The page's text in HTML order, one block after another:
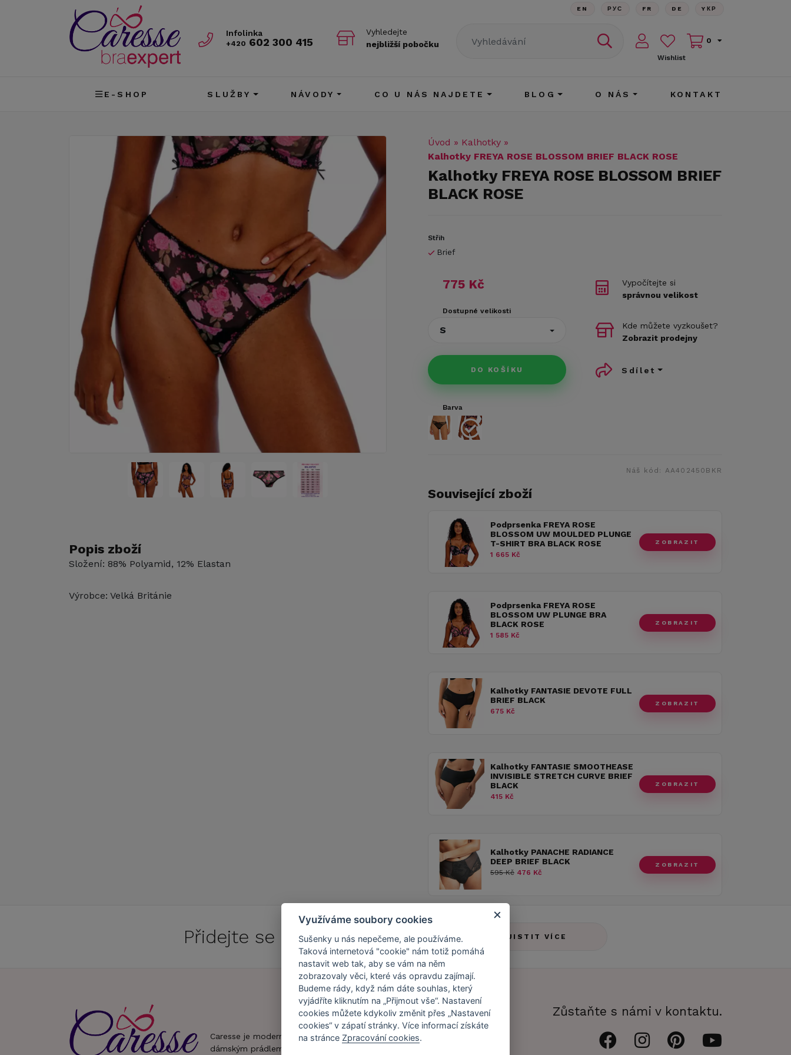
Infolinka
+420 602 300 415
Vyhledejte
nejbližší pobočku
EN РУС FR DE YКР
Wishlist
0
E-SHOP SLUŽBY NÁVODY CO U NÁS NAJDETE BLOG O NÁS KONTAKT
Popis zboží
Složení: 88% Polyamid, 12% Elastan
Výrobce: Velká Británie
Úvod » Kalhotky »
Kalhotky FREYA ROSE BLOSSOM BRIEF BLACK ROSE
Kalhotky FREYA ROSE BLOSSOM BRIEF
BLACK ROSE
Střih
Brief
775 Kč
Dostupné velikosti
S
DO KOŠÍKU
Vypočítejte si
správnou velikost
Kde můžete vyzkoušet?
Zobrazit prodejny
Sdílet
Barva
Náš kód: AA402450BKR
Související zboží
Podprsenka FREYA ROSE
BLOSSOM UW MOULDED PLUNGE
T-SHIRT BRA BLACK ROSE
1 665 Kč
ZOBRAZIT
Podprsenka FREYA ROSE
BLOSSOM UW PLUNGE BRA
BLACK ROSE
1 585 Kč
ZOBRAZIT
Kalhotky FANTASIE DEVOTE FULL
BRIEF BLACK
675 Kč
ZOBRAZIT
Kalhotky FANTASIE SMOOTHEASE
INVISIBLE STRETCH CURVE BRIEF
BLACK
415 Kč
ZOBRAZIT
Kalhotky PANACHE RADIANCE
DEEP BRIEF BLACK
595 Kč 476 Kč
ZOBRAZIT
Přidejte se doCaresse Clubu! ZJISTIT VÍCE
Caresse je moderní obchod s
dámským prádlem.
Náš příběh
Náš tým
Zákaznický účet
Registrace
Zůstaňte s námi v kontaktu.
Využíváme soubory cookies
Sušenky u nás nepečeme, ale používáme.
Taková internetová "cookie" nám totiž pomáhá
nastavit web tak, aby se vám na něm
zobrazovaly věci, které vás opravdu zajímají.
Budeme rády, když nám dáte souhlas, který
vyjádříte kliknutím na „Přijmout vše“. Nastavení
cookies můžete kdykoliv změnit přes „Nastavení
cookies“ v zápatí stránky. Více informací získáte
na stránce Zpracování cookies.